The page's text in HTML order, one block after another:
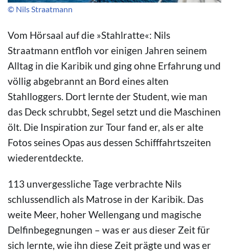
© Nils Straatmann
Vom Hörsaal auf die »Stahlratte«: Nils
Straatmann entfloh vor einigen Jahren seinem
Alltag in die Karibik und ging ohne Erfahrung und
völlig abgebrannt an Bord eines alten
Stahlloggers. Dort lernte der Student, wie man
das Deck schrubbt, Segel setzt und die Maschinen
ölt. Die Inspiration zur Tour fand er, als er alte
Fotos seines Opas aus dessen Schifffahrtszeiten
wiederentdeckte.
113 unvergessliche Tage verbrachte Nils
schlussendlich als Matrose in der Karibik. Das
weite Meer, hoher Wellengang und magische
Delfinbegegnungen – was er aus dieser Zeit für
sich lernte, wie ihn diese Zeit prägte und was er